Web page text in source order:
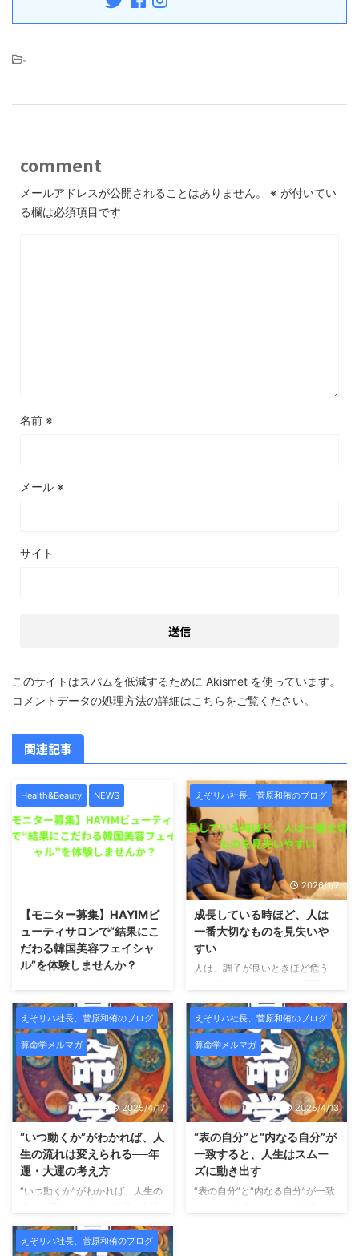
-
comment
メールアドレスが公開されることはありません。 ※ が付いてい
る欄は必須項目です
名前 ※
メール ※
サイト
このサイトはスパムを低減するために Akismet を使っています。
コメントデータの処理方法の詳細はこちらをご覧ください。
関連記事
Health&Beauty NEWS
【モニター募集】HAYIMビ
ューティサロンで“結果にこ
だわる韓国美容フェイシャ
ル”を体験しませんか？
ャルを受けたい方へ。この度、
HAYIMビューティサロンでは、
新メニュー導入および施術データ
収集のため、期間限定のモニター
様を募集いたします。 HAYIMは
「一時的な変化ではなく、肌その
ものを変えていくこと」をコンセ
プトにした、結果重視のビューテ
ィーサロンです。 HAYIMビュー
ティサロンとは？ HAYIMビュー
ティサロンは、理学療法士として
身体構造を熟知した代表が監修
し、CURAIMという韓国美容と医
ルケアを提供しています。
肌
...
えぞリハ社長、菅原和侑のブログ
2026/1/7
成長している時ほど、人は
一番大切なものを見失いや
すい
人は、調子が良いときほど危う
れている。影響力が出てきた。周
囲から「すごいですね」と言われ
るようになる。 こういう時、人
は無意識のうちに「自分は正し
い」「自分はうまくやっている」
と思い始めます。 そして不思議
なことに、一番大切だったはずの
声が、聞こえなくなっていく。
師匠の言葉。昔お世話になった人
の助言。厳しくも愛のあるフィー
ドバック。 それらが「うるさい
もの」「古い価値観」「今の自分
には合わないもの」に見え始め
えぞリハ社長、菅原和侑のブログ
算命学メルマガ
2025/4/17
“いつ動くか”がわかれば、人
生の流れは変えられる──年
運・大運の考え方
“いつ動くか”がわかれば、人生の
の考え方 こんにちは、未来占略
コンサルの菅原です。 これまで
えぞリハ社長、菅原和侑のブログ
算命学メルマガ
2025/4/13
“表の自分”と“内なる自分”が
一致すると、人生はスムー
ズに動き出す
“表の自分”と“内なる自分”が一致
えぞリハ社長、菅原和侑のブログ